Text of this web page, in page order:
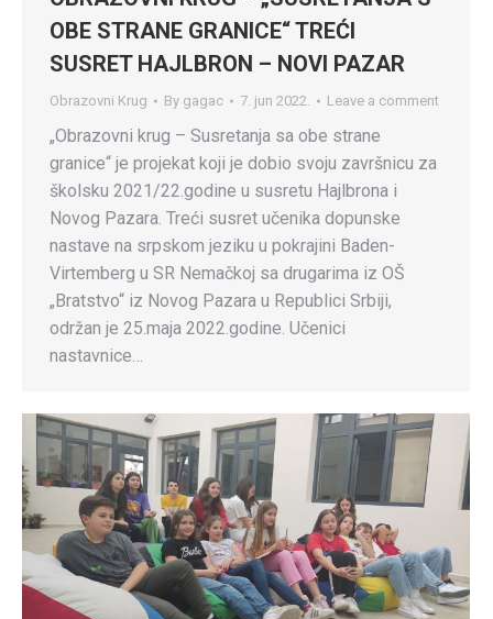
OBE STRANE GRANICE“ TREĆI
SUSRET HAJLBRON – NOVI PAZAR
Obrazovni Krug By gagac 7. jun 2022. Leave a comment
„Obrazovni krug – Susretanja sa obe strane
granice“ je projekat koji je dobio svoju završnicu za
školsku 2021/22.godine u susretu Hajlbrona i
Novog Pazara. Treći susret učenika dopunske
nastave na srpskom jeziku u pokrajini Baden-
Virtemberg u SR Nemačkoj sa drugarima iz OŠ
„Bratstvo“ iz Novog Pazara u Republici Srbiji,
održan je 25.maja 2022.godine. Učenici
nastavnice…